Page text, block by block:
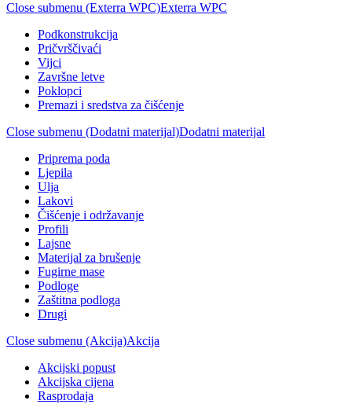
Close submenu (Exterra WPC)Exterra WPC
Podkonstrukcija
Pričvrščivaći
Vijci
Završne letve
Poklopci
Premazi i sredstva za čišćenje
Close submenu (Dodatni materijal)Dodatni materijal
Priprema poda
Ljepila
Ulja
Lakovi
Čišćenje i održavanje
Profili
Lajsne
Materijal za brušenje
Fugirne mase
Podloge
Zaštitna podloga
Drugi
Close submenu (Akcija)Akcija
Akcijski popust
Akcijska cijena
Rasprodaja